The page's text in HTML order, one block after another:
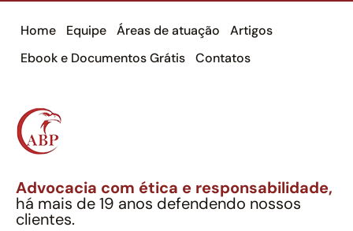
Home Equipe Áreas de atuação
Artigos
Ebook e Documentos Grátis
Contatos
Advocacia com ética e responsabilidade,
há mais de 19 anos defendendo nossos
clientes.